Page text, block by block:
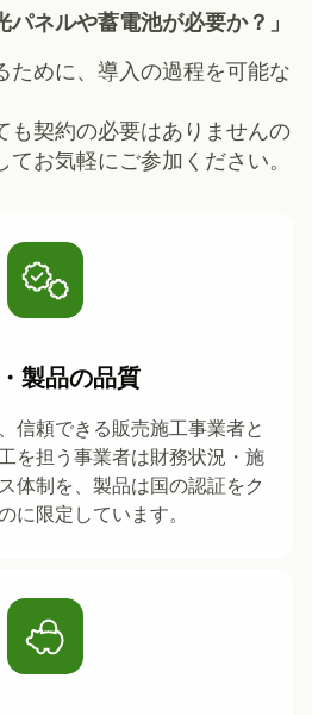
パネルや蓄電池が必要か？」
ために、導入の過程を可能な
も契約の必要はありませんの
お気軽にご参加ください。
製品の品質
信頼できる販売施工事業者と
を担う事業者は財務状況・施
体制を、製品は国の認証をク
に限定しています。